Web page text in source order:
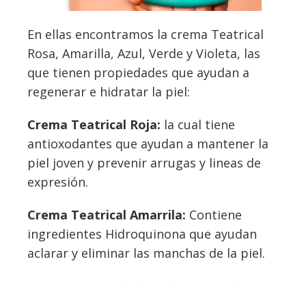
En ellas encontramos la crema Teatrical
Rosa, Amarilla, Azul, Verde y Violeta, las
que tienen propiedades que ayudan a
regenerar e hidratar la piel:
Crema Teatrical Roja: la cual tiene
antioxodantes que ayudan a mantener la
piel joven y prevenir arrugas y lineas de
expresión.
Crema Teatrical Amarrila: Contiene
ingredientes Hidroquinona que ayudan
aclarar y eliminar las manchas de la piel.